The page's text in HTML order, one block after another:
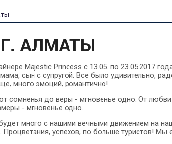
АЛМАТЫ
Majestic Princess с 13.05. по 23.05.2017
сын с супругой. Все было удивительно,
много эмоций, романтично!
сомненья до веры - мгновенье одно. От
- мгновенье одно.
много с нашими вечными движением на
Процветания, успехов, по больше туристов!